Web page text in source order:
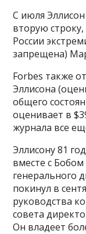
С июля
вторую
России
запрещена)
Forbes также
Эллисона
общего
оценивает в
журнала все
Эллисону 81
вместе с
генерального
покинул в
руководства
совета
Он владеет